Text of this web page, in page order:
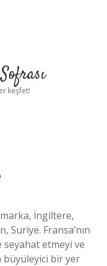
keşfet!
İngiltere,
Suriye. Fransa’nın
etmeyi ve
büyüleyici bir yer